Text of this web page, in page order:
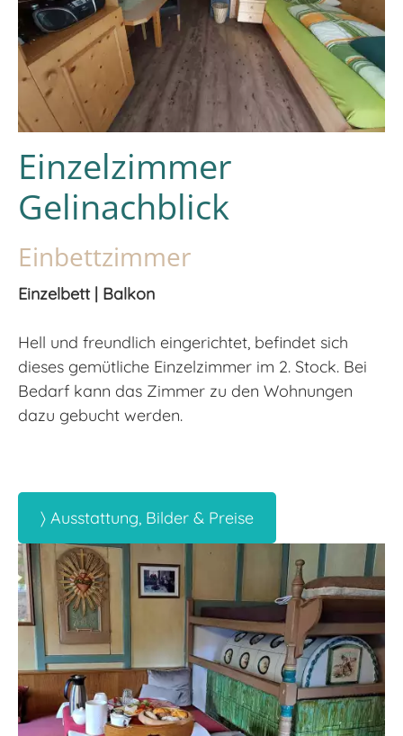
Einzelzimmer
Gelinachblick
Einbettzimmer
Einzelbett | Balkon
Hell und freundlich eingerichtet, befindet sich
dieses gemütliche Einzelzimmer im 2. Stock. Bei
Bedarf kann das Zimmer zu den Wohnungen
dazu gebucht werden.
〉 Ausstattung, Bilder & Preise